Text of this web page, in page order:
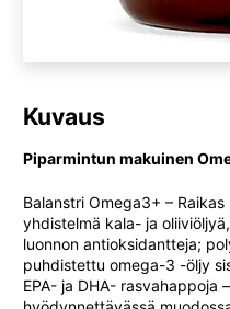
Kuvaus
Piparmintun makuinen
Balanstri Omega3+ –
yhdistelmä kala- ja
luonnon antioksidantteja;
puhdistettu omega-3 -öljy
EPA- ja DHA- rasvahappoja